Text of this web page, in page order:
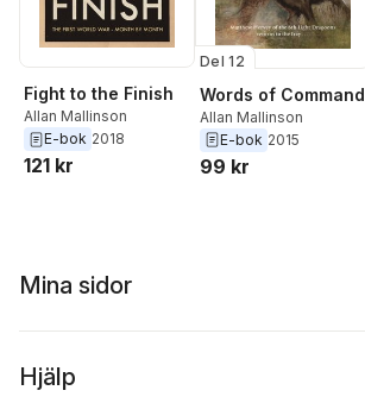
Fight to the Finish
Allan Mallinson
E-bok 2018
121 kr
Del 12
Words of Command
Allan Mallinson
E-bok 2015
99 kr
Mina sidor
Hjälp